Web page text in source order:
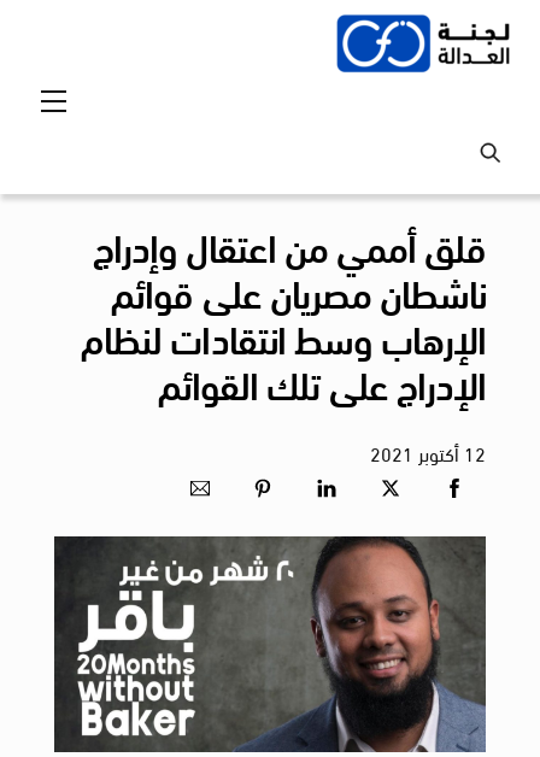
Skip
قلق أممي من اعتقال وإدراج
ناشطان مصريان على قوائم
الإرهاب وسط انتقادات لنظام
الإدراج على تلك القوائم
12أكتوبر 2021